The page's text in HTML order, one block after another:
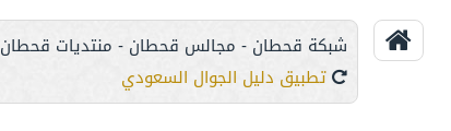
شبكة قحطان - مجالس قحطان - منتديات قحطان
تطبيق دليل الجوال السعودي